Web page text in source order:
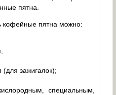
пятна.
кофейные пятна можно:
зажигалок);
специальным,